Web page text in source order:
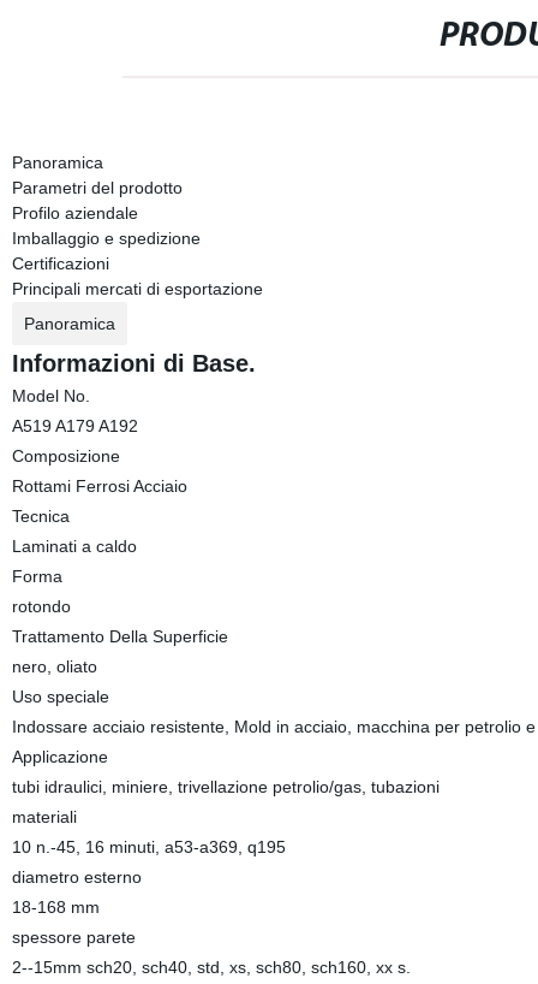
Panoramica
Parametri del prodotto
Profilo aziendale
Imballaggio e spedizione
Certificazioni
Principali mercati di esportazione
Panoramica
Informazioni di Base.
Model No.
A519 A179 A192
Composizione
Rottami Ferrosi Acciaio
Tecnica
Laminati a caldo
Forma
rotondo
Trattamento Della Superficie
nero, oliato
Uso speciale
Indossare acciaio resistente, Mold in acciaio, macchina per petrolio
Applicazione
tubi idraulici, miniere, trivellazione petrolio/gas, tubazioni
materiali
10 n.-45, 16 minuti, a53-a369, q195
diametro esterno
18-168 mm
spessore parete
2--15mm sch20, sch40, std, xs, sch80, sch160, xx s.